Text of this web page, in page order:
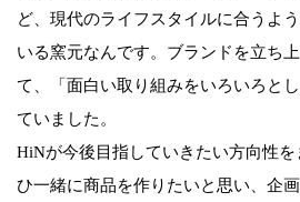
ど、現代のライフスタイルに合うよ
いる窯元なんです。ブランドを立ち
て、「面白い取り組みをいろいろと
ていました。
HiNが今後目指していきたい方向性
ひ一緒に商品を作りたいと思い、企